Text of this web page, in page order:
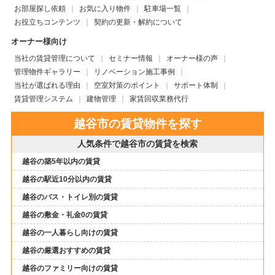
お部屋探し依頼
お気に入り物件
駐車場一覧
お役立ちコンテンツ
契約の更新・解約について
オーナー様向け
当社の賃貸管理について セミナー情報
オーナー様の声
管理物件ギャラリー
リノベーション施工事例
当社が選ばれる理由
空室対策のポイント
サポート体制
賃貸管理システム
建物管理 家賃回収業務代行
越谷市の賃貸物件を探す
人気条件で越谷市の賃貸を検索
越谷の築5年以内の賃貸
越谷の駅近10分以内の賃貸
越谷のバス・トイレ別の賃貸
越谷の敷金・礼金0の賃貸
越谷の一人暮らし向けの賃貸
越谷の厳選おすすめの賃貸
越谷のファミリー向けの賃貸